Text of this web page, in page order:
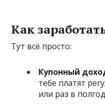
Как
Тут всё просто:
Купонный
тебе платят
или раз в